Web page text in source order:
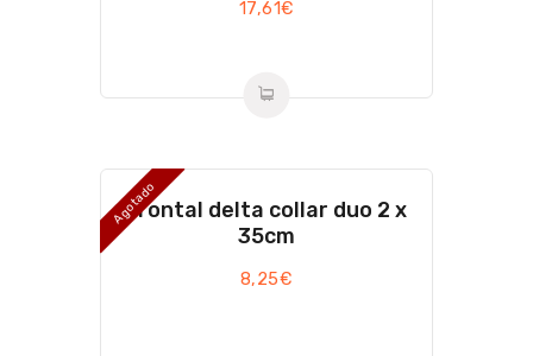
17,61€
Agotado
Frontal delta collar duo 2 x
35cm
8,25€